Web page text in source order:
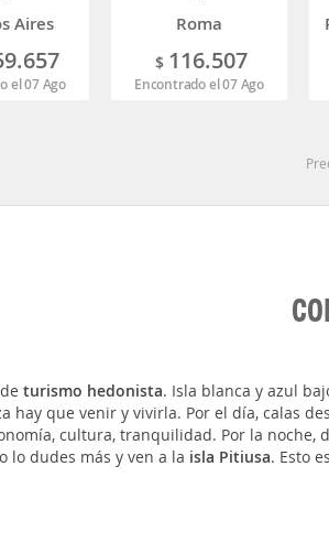
Aires
el 07 Ago
Roma
$ 116.507
Encontrado el 07 Ago
turismo hedonista. Isla blanca y azul
hay que venir y vivirla. Por el día, calas
cultura, tranquilidad. Por la
lo dudes más y ven a la isla Pitiusa. Esto